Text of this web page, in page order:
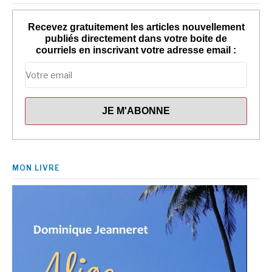
Recevez gratuitement les articles nouvellement
publiés directement dans votre boite de
courriels en inscrivant votre adresse email :
MON LIVRE